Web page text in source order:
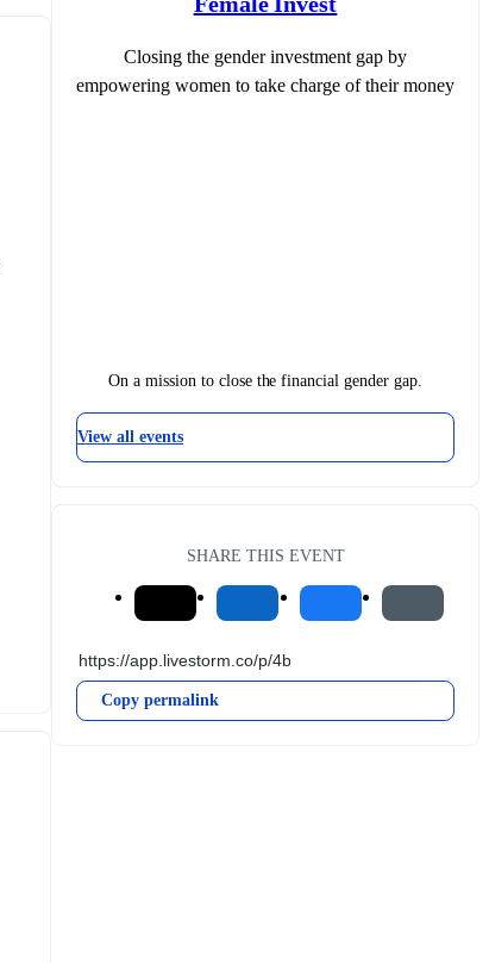
Closing the gender investment gap by
empowering women to take charge of their money
On a mission to close the financial gender gap.
View all events
SHARE THIS EVENT
Copy permalink